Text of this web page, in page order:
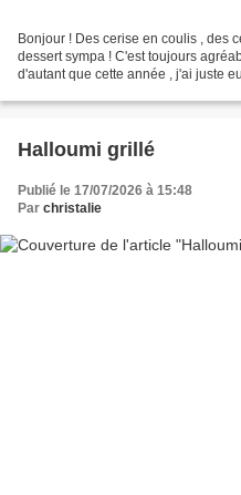
Bonjour ! Des cerise en coulis , des
dessert sympa ! C'est toujours
d'autant que cette année , j'ai juste
Halloumi grillé
Publié le 17/07/2026 à 15:48
Par christalie